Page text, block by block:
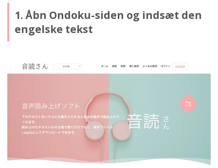
1. Åbn Ondoku-siden og indsæt den
engelske tekst